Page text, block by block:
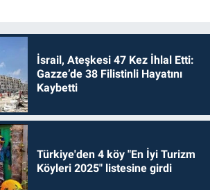
İsrail, Ateşkesi 47 Kez İhlal Etti:
Gazze’de 38 Filistinli Hayatını
Kaybetti
Türkiye'den 4 köy "En İyi Turizm
Köyleri 2025" listesine girdi